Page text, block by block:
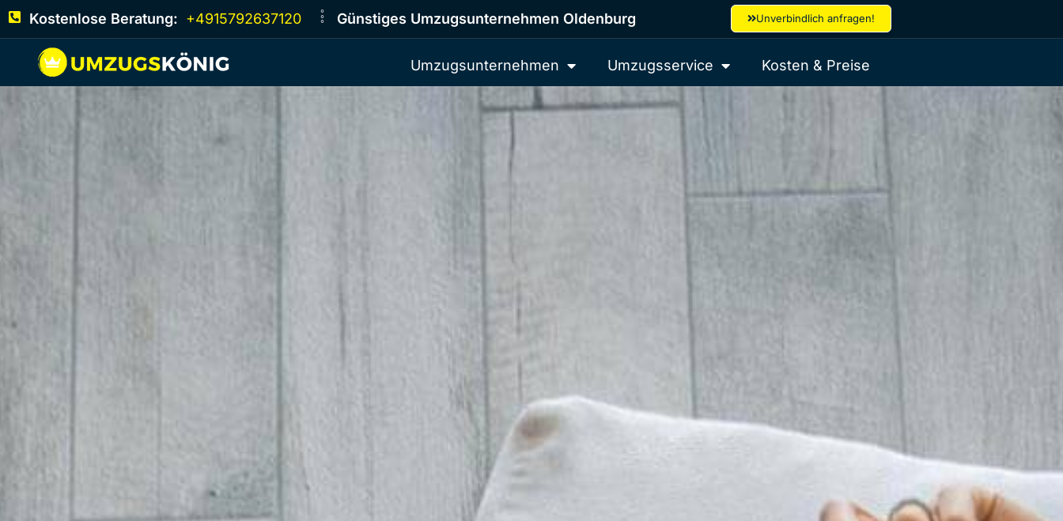
Kostenlose Beratung: +4915792637120 Günstiges Umzugsunternehmen Oldenburg Unverbindlich anfragen!
Umzugsunternehmen Umzugsservice Kosten & Preise